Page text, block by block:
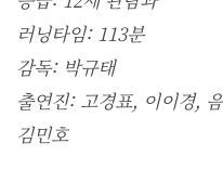
러닝타임: 113분
감독: 박규태
출연진: 고경표, 이이경,
김민호